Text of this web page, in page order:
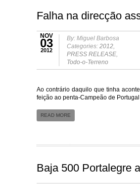
Falha na direcção
NOV
03
2012
By: Miguel Barbosa
Categories: 2012,
PRESS RELEASE,
Todo-o-Terreno
Ao contrário daquilo que tinha
feição ao penta-Campeão de
READ MORE
Baja 500 Portalegre